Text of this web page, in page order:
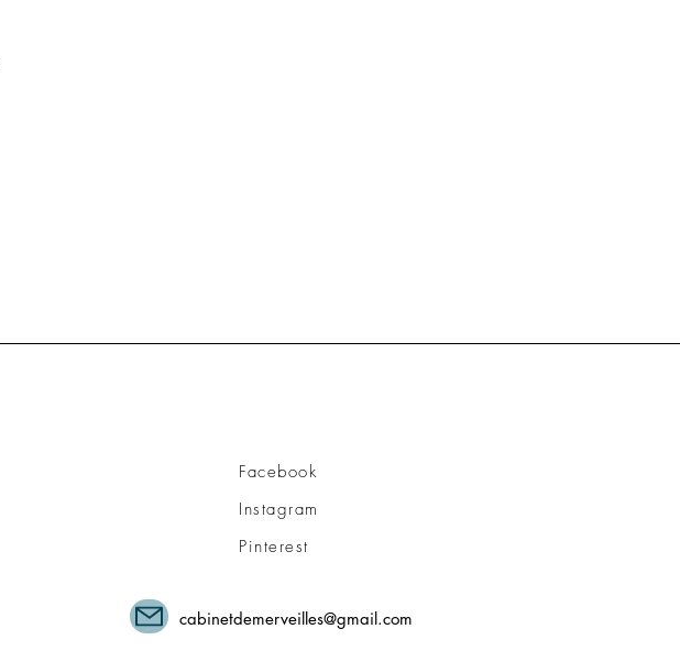
Facebook
Instagram
Pinterest
cabinetdemerveilles@gmail.com